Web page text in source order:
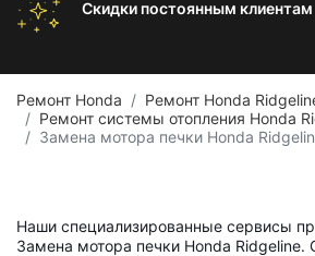
Скидки постоянным клиентам
Ремонт Honda
Ремонт Honda
Ремонт системы отопления Honda
Замена мотора печки Honda
Наши специализированные сервисы
Замена мотора печки Honda Ridgeline.